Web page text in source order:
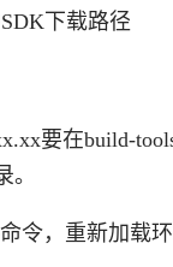
下载路径
要在build-
令，重新加